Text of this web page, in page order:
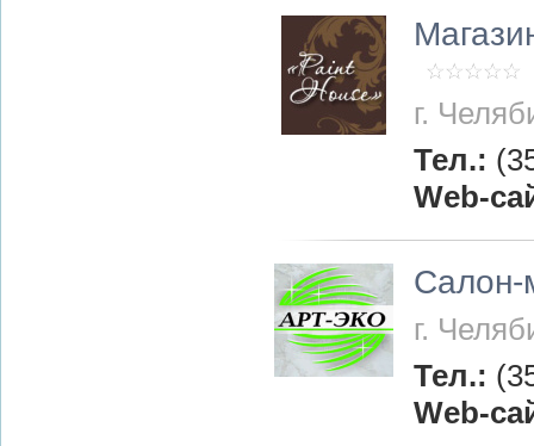
г.
Тел.:
Web-
Салон-
г.
Тел.:
Web-